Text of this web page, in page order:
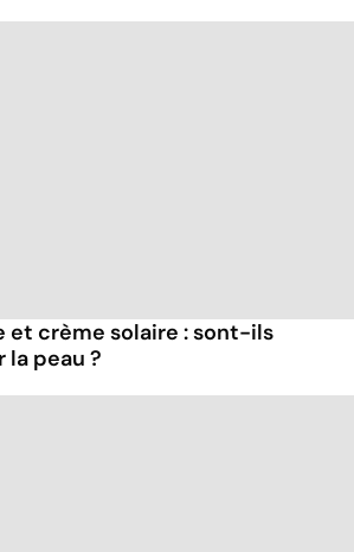
crème solaire : sont-ils
peau ?